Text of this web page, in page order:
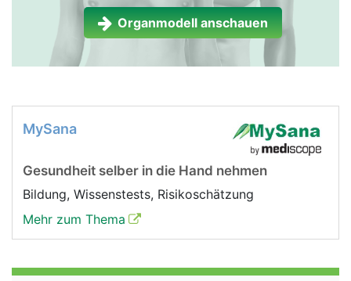
Organmodell anschauen
MySana
Gesundheit selber in die Hand nehmen
Bildung, Wissenstests, Risikoschätzung
Mehr zum Thema